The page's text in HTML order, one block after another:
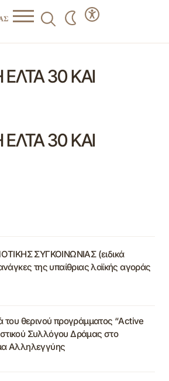
30 ΚΑΙ
30 ΚΑΙ
ΣΥΓΚΟΙΝΩΝΙΑΣ (ειδικά
της υπαίθριας λαϊκής αγοράς
του θερινού προγράμματος “Active
Συλλόγου Δράμας στο
Αλληλεγγύης